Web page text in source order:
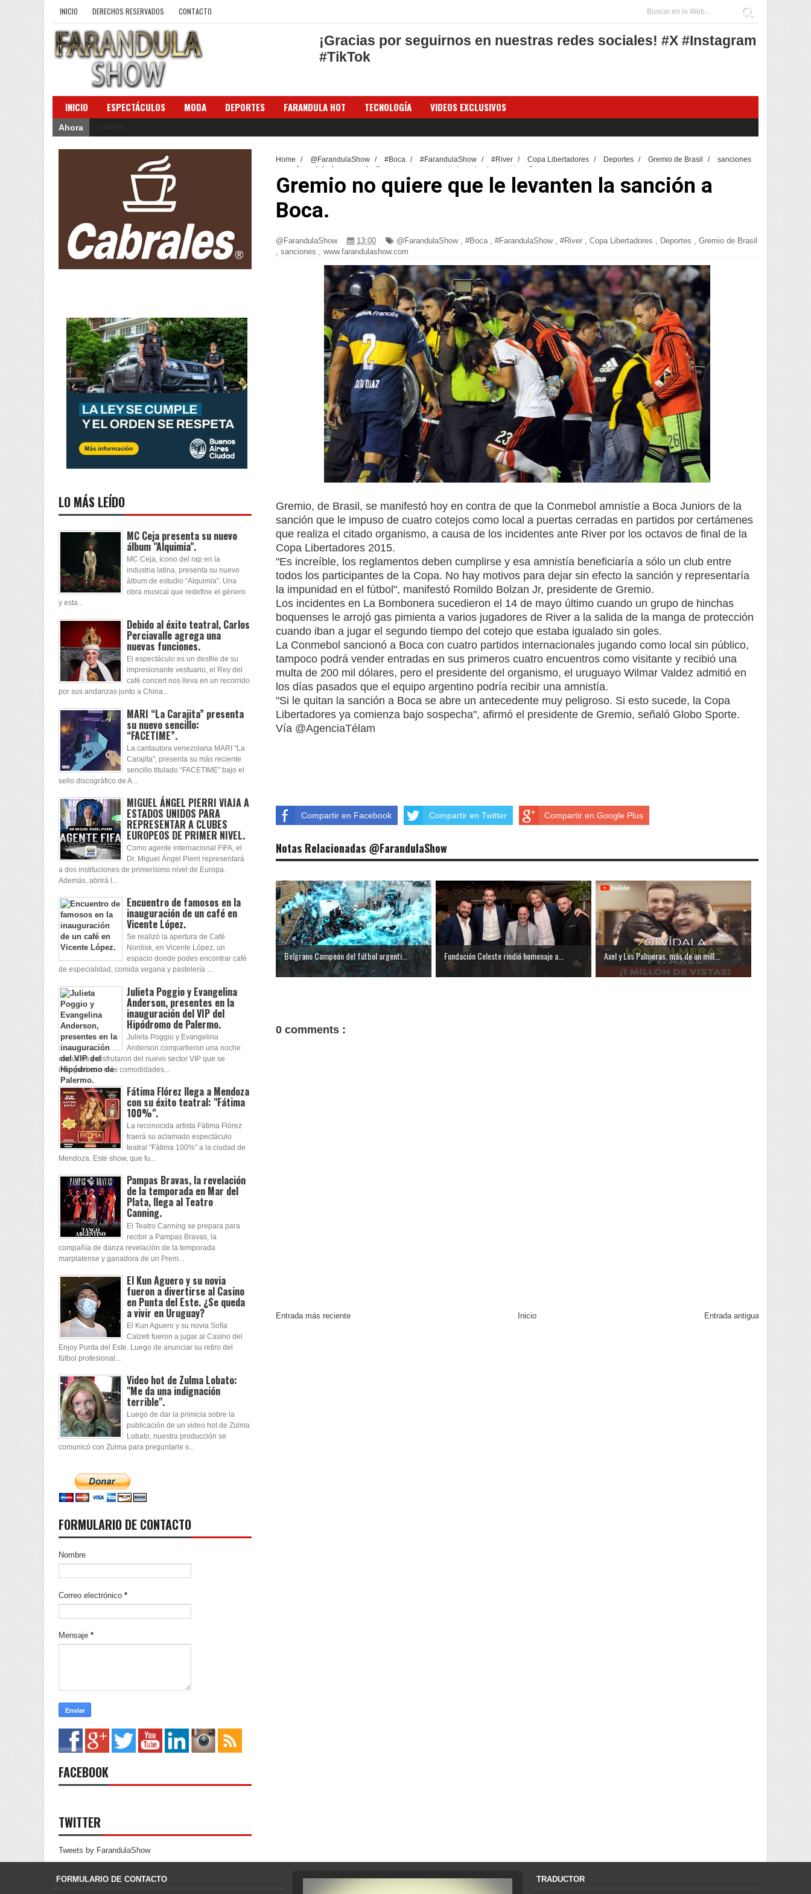
INICIO DERECHOS RESERVADOS CONTACTO
¡Gracias por seguirnos en nuestras redes sociales! #X #Instagram
#TikTok
INICIO ESPECTÁCULOS MODA DEPORTES FARANDULA HOT TECNOLOGÍA VIDEOS EXCLUSIVOS
Ahora
Home / @FarandulaShow / #Boca / #FarandulaShow / #River / Copa Libertadores / Deportes / Gremio de Brasil /
sanciones
www.farandulashow.com / Gremio no quiere que le levanten la sanción a Boca.
Gremio no quiere que le levanten la sanción a
Boca.
@FarandulaShow 13:00 @FarandulaShow, #Boca, #FarandulaShow, #River , Copa Libertadores , Deportes , Gremio de Brasil
, sanciones , www.farandulashow.com
Gremio, de Brasil , se manifestó hoy en contra de que la Conmebol amnistíe a Boca Juniors de la
sanción que le impuso de cuatro cotejos como local a puertas cerradas en partidos por certámenes
que realiza el citado organismo, a causa de los incidentes ante River por los octavos de final de la
Copa Libertadores 2015.
"Es increíble, los reglamentos deben cumplirse y esa amnistía beneficiaría a sólo un club entre
todos los participantes de la Copa. No hay motivos para dejar sin efecto la sanción y representaría
la impunidad en el fútbol", manifestó Romildo Bolzan Jr, presidente de Gremio.
Los incidentes en La Bombonera sucedieron el 14 de mayo último cuando un grupo de hinchas
boquenses le arrojó gas pimienta a varios jugadores de River a la salida de la manga de protección
cuando iban a jugar el segundo tiempo del cotejo que estaba igualado sin goles.
La Conmebol sancionó a Boca con cuatro partidos internacionales jugando como local sin público,
tampoco podrá vender entradas en sus primeros cuatro encuentros como visitante y recibió una
multa de 200 mil dólares, pero el presidente del organismo, el uruguayo Wilmar Valdez admitió en
los días pasados que el equipo argentino podría recibir una amnistía.
"Si le quitan la sanción a Boca se abre un antecedente muy peligroso. Si esto sucede, la Copa
Libertadores ya comienza bajo sospecha", afirmó el presidente de Gremio, señaló Globo Sporte.
Vía @AgenciaTélam
Compartir en Facebook Compartir en Twitter Compartir en Google Plus
Notas Relacionadas @FarandulaShow
Belgrano Campeón del fútbol argenti... Fundación Celeste rindió homenaje a... Axel y Los Palmeras, más de un mill...
0 comments :
Entrada más reciente Entrada antigua
Inicio
LO MÁS LEÍDO
MC Ceja presenta su nuevo
álbum "Alquimia".
MC Ceja, ícono del rap en la
industria latina, presenta su nuevo
álbum de estudio “Alquimia”. Una
obra musical que redefine el género
y esta...
Debido al éxito teatral, Carlos
Perciavalle agrega una
nuevas funciones.
El espectáculo es un desfile de su
impresionante vestuario, el Rey del
café concert nos lleva en un recorrido
por sus andanzas junto a China...
MARI “La Carajita” presenta
su nuevo sencillo:
“FACETIME”.
La cantautora venezolana MARI "La
Carajita", presenta su más reciente
sencillo titulado “FACETIME” bajo el
sello discográfico de A...
MIGUEL ÁNGEL PIERRI VIAJA A
ESTADOS UNIDOS PARA
REPRESENTAR A CLUBES
EUROPEOS DE PRIMER NIVEL.
Como agente internacional FIFA, el
Dr. Miguel Ángel Pierri representará
a dos instituciones de primerísimo nivel de Europa.
Además, abrirá l...
Encuentro de famosos en la
inauguración de un café en
Vicente López.
Se realizó la apertura de Café
Nordisk, en Vicente López, un
espacio donde podes encontrar café
de especialidad, comida vegana y pastelería ...
Julieta Poggio y Evangelina
Anderson, presentes en la
inauguración del VIP del
Hipódromo de Palermo.
Julieta Poggio y Evangelina
Anderson compartieron una noche
exclusiva y disfrutaron del nuevo sector VIP que se
inauguró con más comodidades...
Fátima Flórez llega a Mendoza
con su éxito teatral: "Fátima
100%".
La reconocida artista Fátima Flórez
traerá su aclamado espectáculo
teatral "Fátima 100%" a la ciudad de
Mendoza. Este show, que fu...
Pampas Bravas, la revelación
de la temporada en Mar del
Plata, llega al Teatro
Canning.
El Teatro Canning se prepara para
recibir a Pampas Bravas, la
compañía de danza revelación de la temporada
marplatense y ganadora de un Prem...
El Kun Aguero y su novia
fueron a divertirse al Casino
en Punta del Este. ¿Se queda
a vivir en Uruguay?
El Kun Aguero y su novia Sofía
Calzeti fueron a jugar al Casino del
Enjoy Punta del Este. Luego de anunciar su retiro del
fútbol profesional...
Video hot de Zulma Lobato:
"Me da una indignación
terrible".
Luego de dar la primicia sobre la
publicación de un video hot de Zulma
Lobato, nuestra producción se
comunicó con Zulma para preguntarle s...
FORMULARIO DE CONTACTO
Nombre
Correo electrónico *
Mensaje *
FACEBOOK
TWITTER
Tweets by FarandulaShow
FORMULARIO DE CONTACTO TRADUCTOR